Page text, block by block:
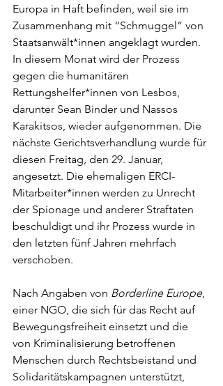
Europa in Haft befinden, weil sie im
Zusammenhang mit “Schmuggel” von
Staatsanwält*innen angeklagt wurden.
In diesem Monat wird der Prozess
gegen die humanitären
Rettungshelfer*innen von Lesbos,
darunter Sean Binder und Nassos
Karakitsos, wieder aufgenommen. Die
nächste Gerichtsverhandlung wurde für
diesen Freitag, den 29. Januar,
angesetzt. Die ehemaligen ERCI-
Mitarbeiter*innen werden zu Unrecht
der Spionage und anderer Straftaten
beschuldigt und ihr Prozess wurde in
den letzten fünf Jahren mehrfach
verschoben.
Nach Angaben von Borderline Europe,
einer NGO, die sich für das Recht auf
Bewegungsfreiheit einsetzt und die
von Kriminalisierung betroffenen
Menschen durch Rechtsbeistand und
Solidaritätskampagnen unterstützt,